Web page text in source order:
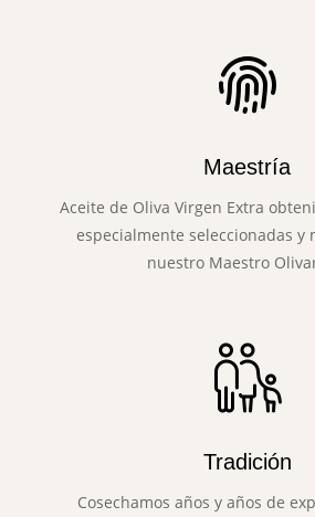
Maestría
Aceite de Oliva Virgen Extra
especialmente seleccionadas y
nuestro Maestro
Tradición
Cosechamos años y años de